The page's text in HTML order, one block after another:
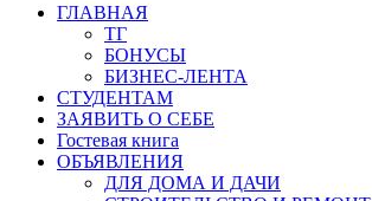
ГЛАВНАЯ
ТГ
БОНУСЫ
БИЗНЕС-ЛЕНТА
СТУДЕНТАМ
ЗАЯВИТЬ О СЕБЕ
Гостевая книга
ОБЪЯВЛЕНИЯ
ДЛЯ ДОМА И ДАЧИ